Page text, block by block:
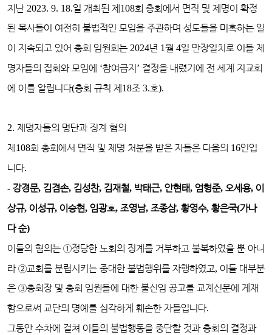
지난 2023. 9. 18.일 개최된 제 108회 총회에서 면직 및 제명이 확정
된 목사들이 여전히 불법적인 모임을 주관하며 성도들을 미혹하는 일
이 지속되고 있어 총회 임원회는 2024년 1월 4일 만장일치로 이들 제
명자들의 집회와 모임에 ‘참여금지 ’ 결정을 내렸기에 전 세계 지교회
에 이를 알립니다(총회 규칙 제 18조 3.호).
2. 제명자들의 명단과 징계 혐의
제 108회 총회에서 면직 및 제명 처분을 받은 자들은 다음의 16인입
니다.
- 강경문, 김겸손, 김성찬, 김재철, 박태근, 안현태, 엄형준, 오세용, 이
상규, 이성규, 이승현, 임광호, 조영남, 조종삼, 황영수, 황은국(가나
다 순)
이들의 혐의는 ①정당한 노회의 징계를 거부하고 불복하였을 뿐 아니
라②교회를 분립시키는 중대한 불법행위를 자행하였고, 이들 대부분
은 ③총회장 및 총회 임원들에 대한 불신임 공고를 교계신문에 게재
함으로써 교단의 명예를 심각하게 훼손한 자들입니다.
그동안 수차에 걸쳐 이들의 불법행동을 중단할 것과 총회의 결정과